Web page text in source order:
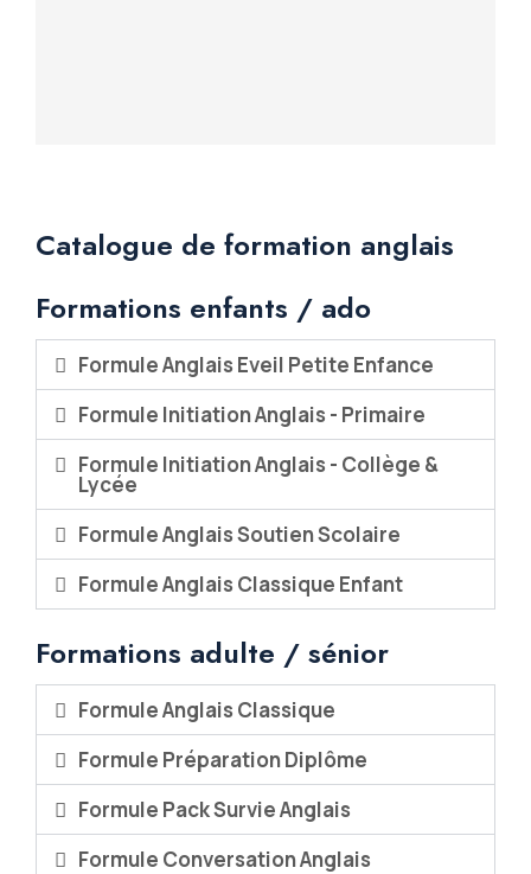
Catalogue de formation anglais
Formations enfants / ado
Formule Anglais Eveil Petite Enfance
Formule Initiation Anglais - Primaire
Formule Initiation Anglais - Collège &
Lycée
Formule Anglais Soutien Scolaire
Formule Anglais Classique Enfant
Formations adulte / sénior
Formule Anglais Classique
Formule Préparation Diplôme
Formule Pack Survie Anglais
Formule Conversation Anglais